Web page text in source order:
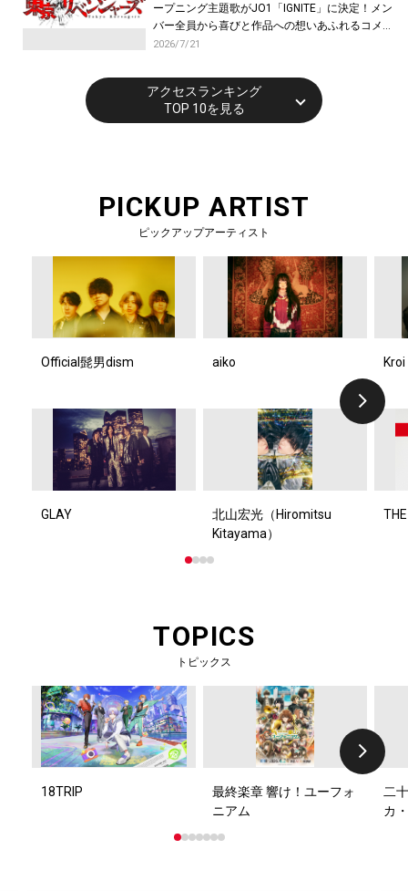
ープニング主題歌がJO1「IGNITE」に決定！メン
バー全員から喜びと作品への想いあふれるコメン
トが到着！9月に東京・大阪で先行上映会を開
2026/7/21
アクセスランキング
TOP 10を見る
PICKUP ARTIST
ピックアップアーティスト
Official髭男dism aiko
GLAY
北山宏光（Hiromitsu
Kitayama）
Kroi
TOPICS
トピックス
18TRIP
最終楽章 響け！ユーフォ
ニアム
二
カ